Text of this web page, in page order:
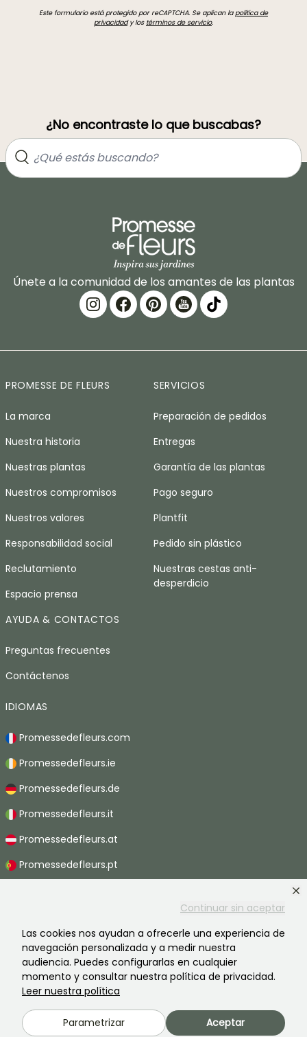
Continuar sin aceptar
Las cookies nos ayudan a ofrecerle una experiencia de
navegación personalizada y a medir nuestra
audiencia. Puedes configurarlas en cualquier
momento y consultar nuestra política de privacidad.
Leer nuestra política
Parametrizar Aceptar
Este formulario está protegido por reCAPTCHA. Se aplican lapolítica de
privacidady los términos de servicio.
¿No encontraste lo que buscabas?
Únete a la comunidad de los amantes de las plantas
PROMESSE DE FLEURS
La marca
Nuestra historia
Nuestras plantas
Nuestros compromisos
Nuestros valores
Responsabilidad social
Reclutamiento
Espacio prensa
SERVICIOS
Preparación de pedidos
Entregas
Garantía de las plantas
Pago seguro
Plantfit
Pedido sin plástico
Nuestras cestas anti-
desperdicio
AYUDA & CONTACTOS
Preguntas frecuentes
Contáctenos
IDIOMAS
Promessedefleurs.com
Promessedefleurs.ie
Promessedefleurs.de
Promessedefleurs.it
Promessedefleurs.at
Promessedefleurs.pt
Promessedefleurs.ch
Información legal
Términos y condiciones
Política de privacidad
Promesse de fleurs, una empresa familiar al servicio de todos los